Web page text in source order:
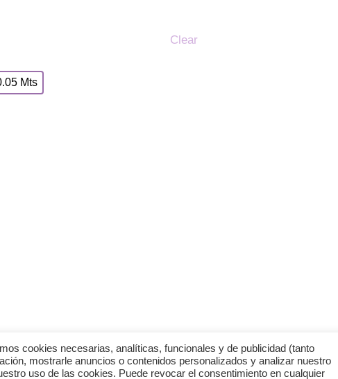
Mts
Clear
cookies necesarias, analíticas, funcionales y de publicidad (tanto
mostrarle anuncios o contenidos personalizados y analizar nuestro
uso de las cookies. Puede revocar el consentimiento en cualquier